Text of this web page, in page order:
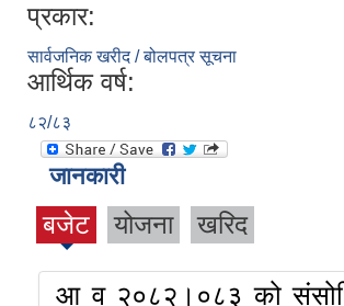
प्रकार:
सार्वजनिक खरीद / बोलपत्र सूचना
आर्थिक वर्ष:
८२/८३
जानकारी
बजेट योजना खरिद
आ व २०८२।०८३ को